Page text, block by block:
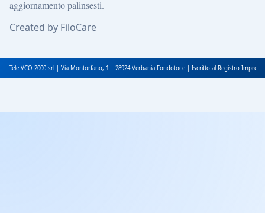
aggiornamento palinsesti.
Created by FiloCare
Tele VCO 2000 srl | Via Montorfano, 1 | 28924 Verbania Fondotoce | Iscritto al Registro Imprese